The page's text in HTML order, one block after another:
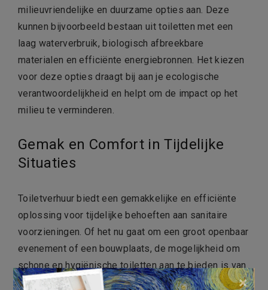
milieuvriendelijke en duurzame opties aan. Deze
kunnen bijvoorbeeld bestaan uit toiletten met een
laag waterverbruik, biologisch afbreekbare
materialen en efficiënte energiebronnen. Het kiezen
voor deze opties draagt bij aan je ecologische
verantwoordelijkheid en helpt om de impact op het
milieu te verminderen.
Gemak en Comfort in Tijdelijke
Situaties
Toiletverhuur biedt een gemakkelijke en efficiënte
oplossing voor tijdelijke behoeften aan sanitaire
voorzieningen. Of het nu gaat om een groot openbaar
evenement of een bouwplaats, de mogelijkheid om
schone en hygiënische toiletten aan te bieden is van
onschatbare waarde. Met verschillende modellen en
×